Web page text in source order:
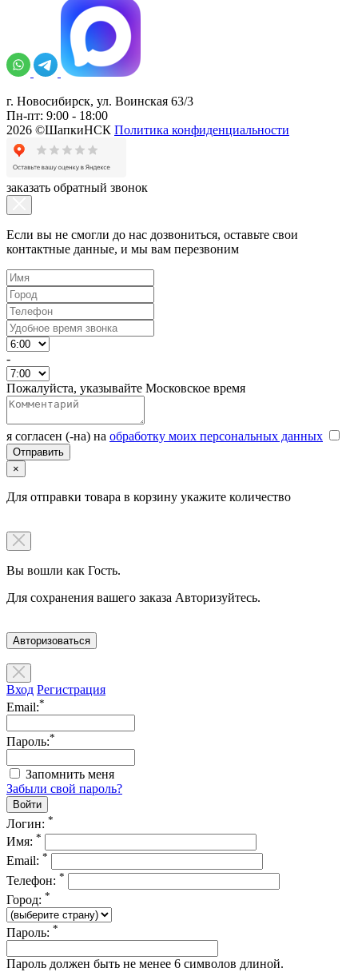
г. Новосибирск, ул. Воинская 63/3
Пн-пт: 9:00 - 18:00
2026 ©ШапкиНСК Политика конфиденциальности
заказать обратный звонок
Если вы не смогли до нас дозвониться, оставьте свои
контактные данные, и мы вам перезвоним
-
Пожалуйста, указывайте Московское время
я согласен (-на) на обработку моих персональных данных
×
Для отправки товара в корзину укажите количество
Вы вошли как Гость.
Для сохранения вашего заказа Авторизуйтесь.
Авторизоваться
Вход Регистрация
Email:*
Пароль:*
Запомнить меня
Забыли свой пароль?
Логин: *
Имя: *
Email: *
Телефон: *
Город: *
Пароль: *
Пароль должен быть не менее 6 символов длиной.